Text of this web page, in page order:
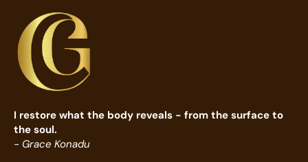
I restore what the body reveals - from the surface to
the soul.
- Grace Konadu